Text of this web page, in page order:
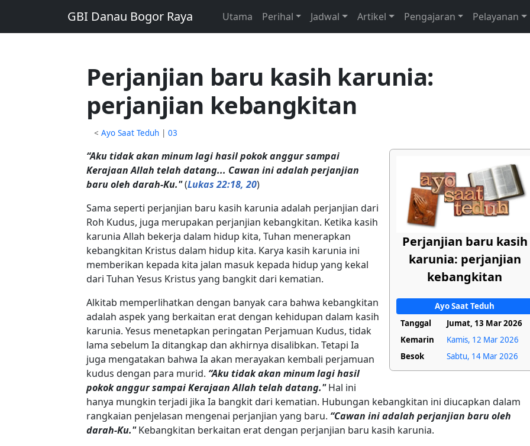
GBI Danau Bogor Raya Utama Perihal Jadwal Artikel Pengajaran Pelayanan
Perjanjian baru kasih karunia:
perjanjian kebangkitan
<Ayo Saat Teduh |03
Perjanjian baru kasih
karunia: perjanjian
kebangkitan
Ayo Saat Teduh
Tanggal
Jumat, 13 Mar 2026
Kemarin
Kamis, 12 Mar 2026
Besok
Sabtu, 14 Mar 2026
“Aku tidak akan minum lagi hasil pokok anggur sampai
Kerajaan Allah telah datang... Cawan ini adalah perjanjian
baru oleh darah-Ku."(Lukas 22:18, 20)
Sama seperti perjanjian baru kasih karunia adalah perjanjian dari
Roh Kudus, juga merupakan perjanjian kebangkitan. Ketika kasih
karunia Allah bekerja dalam hidup kita, Tuhan menerapkan
kebangkitan Kristus dalam hidup kita. Karya kasih karunia ini
memberikan kepada kita jalan masuk kepada hidup yang kekal
dari Tuhan Yesus Kristus yang bangkit dari kematian.
Alkitab memperlihatkan dengan banyak cara bahwa kebangkitan
adalah aspek yang berkaitan erat dengan kehidupan dalam kasih
karunia. Yesus menetapkan peringatan Perjamuan Kudus, tidak
lama sebelum Ia ditangkap dan akhirnya disalibkan. Tetapi Ia
juga mengatakan bahwa Ia akan merayakan kembali perjamuan
kudus dengan para murid. “Aku tidak akan minum lagi hasil
pokok anggur sampai Kerajaan Allah telah datang."Hal ini
hanya mungkin terjadi jika Ia bangkit dari kematian. Hubungan kebangkitan ini diucapkan dalam
rangkaian penjelasan mengenai perjanjian yang baru. “Cawan ini adalah perjanjian baru oleh
darah-Ku."Kebangkitan berkaitan erat dengan perjanjian baru kasih karunia.